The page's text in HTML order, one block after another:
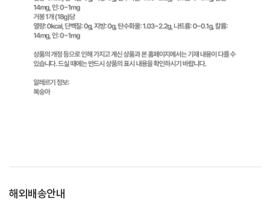
해외배송안내